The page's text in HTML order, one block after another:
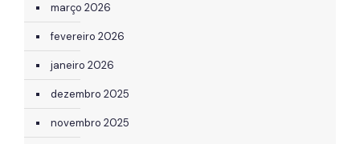
março 2026
fevereiro 2026
janeiro 2026
dezembro 2025
novembro 2025